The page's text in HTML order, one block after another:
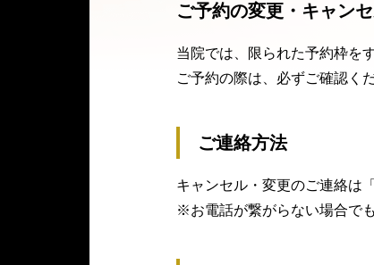
ご予約の変更・キャン
当院では、限られた予約枠を
ご予約の際は、必ずご確認く
ご連絡⽅法
キャンセル・変更のご連絡は
※お電話が繋がらない場合で